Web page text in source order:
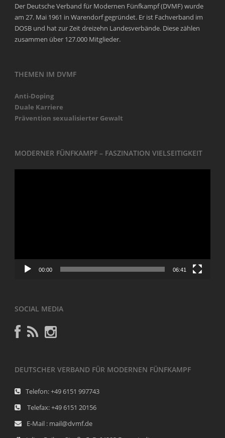
Der Deutsche Verband für Modernen Fünfkampf (DVMF) wurde
am 27. Mai 1961 in Warendorf gegründet. Er ist Fachverband im
DOSB und hat zur Zeit dreizehn Landesverbände. Diese zählen
zusammen über 127.000 Mitglieder.
THEMEN IM DVMF
Anti-Doping
Duale Karriere
Prävention sexualisierter Gewalt
MODERNER FÜNFKAMPF – FASZINATION VIELSEITIGKEIT
00:00 06:41
SOCIAL MEDIA
DEUTSCHER VERBAND FÜR MODERNEN FÜNFKAMPF
Telefon: +49 6151 997743
Telefax: +49 6151 20156
E-Mail : mail@dvmf.de